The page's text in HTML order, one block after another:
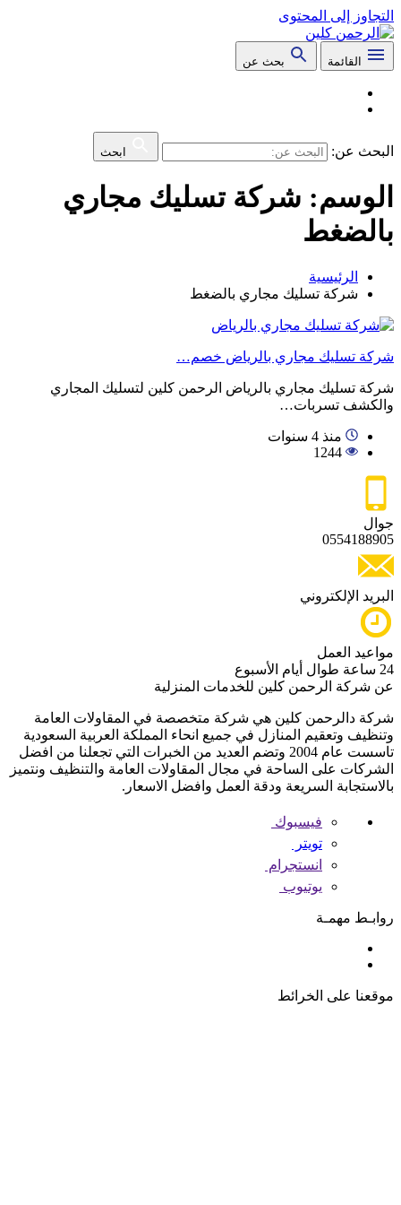
التجاوز إلى المحتوى
القائمة بحث عن
البحث عن: ابحث
الوسم: شركة تسليك مجاري
بالضغط
الرئيسية
شركة تسليك مجاري بالضغط
شركة تسليك مجاري بالرياض خصم…
شركة تسليك مجاري بالرياض الرحمن كلين لتسليك المجاري
والكشف تسربات…
منذ 4 سنوات
1244
جوال
0554188905
البريد الإلكتروني
مواعيد العمل
24 ساعة طوال أيام الأسبوع
عن شركة الرحمن كلين للخدمات المنزلية
شركة دالرحمن كلين هي شركة متخصصة في المقاولات العامة
وتنظيف وتعقيم المنازل في جميع انحاء المملكة العربية السعودية
تاسست عام 2004 وتضم العديد من الخبرات التي تجعلنا من افضل
الشركات على الساحة في مجال المقاولات العامة والتنظيف ونتميز
بالاستجابة السريعة ودقة العمل وافضل الاسعار.
فيسبوك
تويتر
انستجرام
يوتيوب
روابـط مهمـة
موقعنا على الخرائط